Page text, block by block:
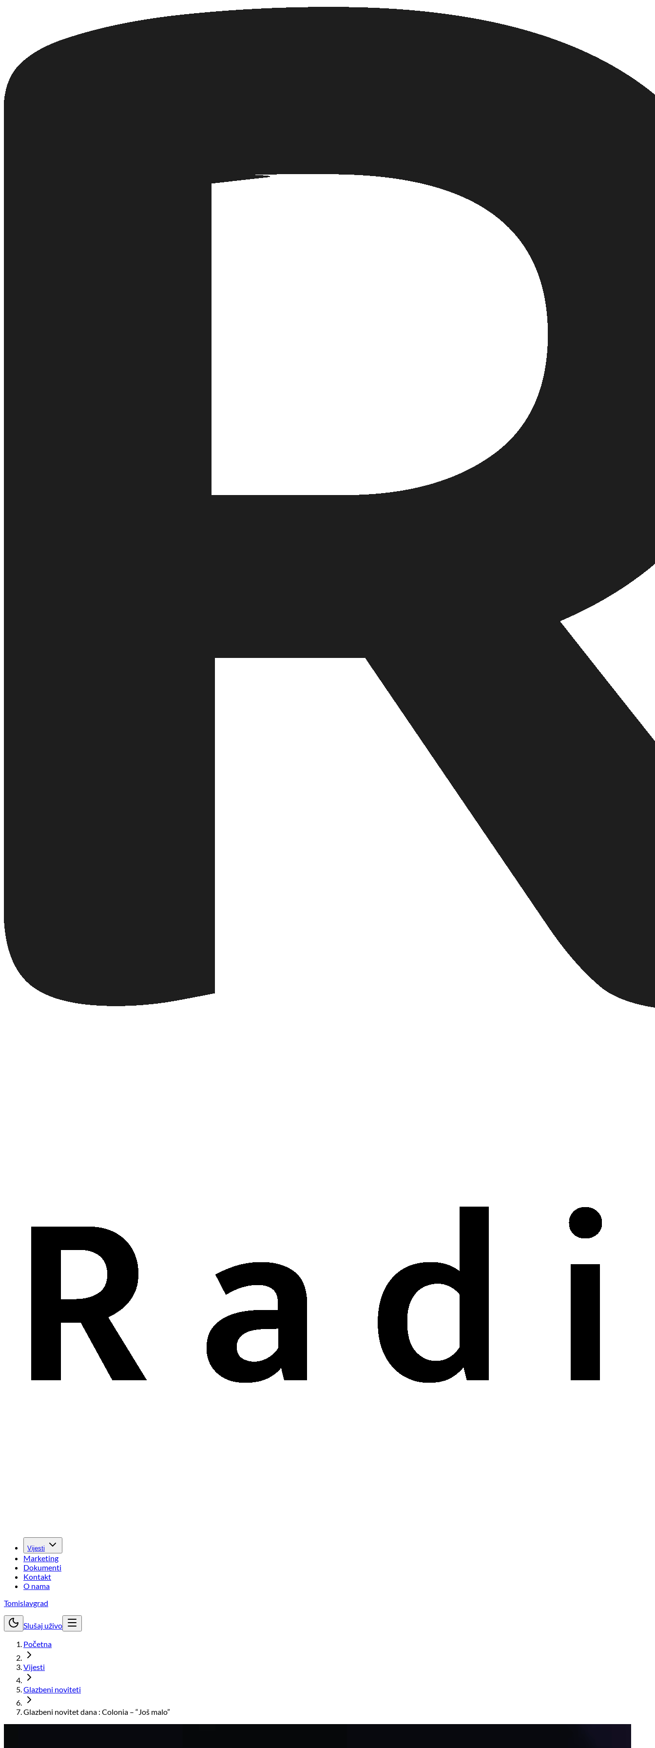
Vijesti
Marketing
Dokumenti
Kontakt
O nama
Tomislavgrad
Slušaj uživo
Početna
Vijesti
Glazbeni noviteti
Glazbeni novitet dana : Colonia – “Još malo”